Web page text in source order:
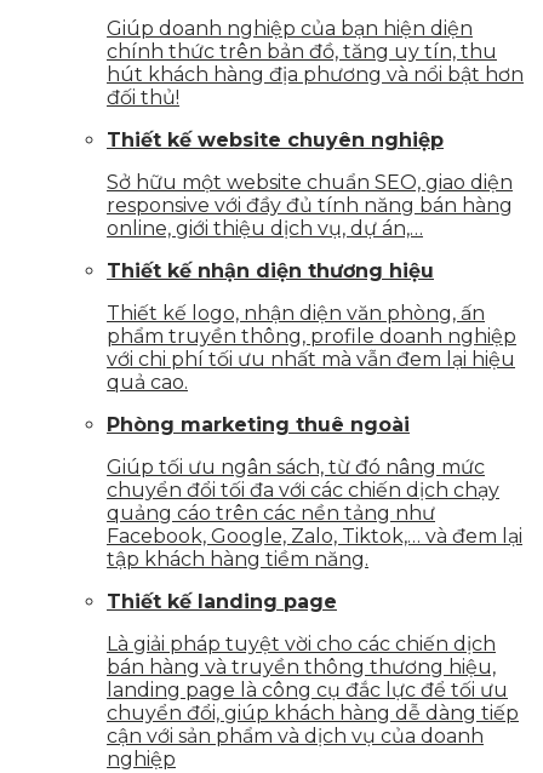
Giúp doanh nghiệp của bạn hiện diện
chính thức trên bản đồ, tăng uy tín, thu
hút khách hàng địa phương và nổi bật hơn
đối thủ!
Thiết kế website chuyên nghiệp
Sở hữu một website chuẩn SEO, giao diện
responsive với đầy đủ tính năng bán hàng
online, giới thiệu dịch vụ, dự án,…
Thiết kế nhận diện thương hiệu
Thiết kế logo, nhận diện văn phòng, ấn
phẩm truyền thông, profile doanh nghiệp
với chi phí tối ưu nhất mà vẫn đem lại hiệu
quả cao.
Phòng marketing thuê ngoài
Giúp tối ưu ngân sách, từ đó nâng mức
chuyển đổi tối đa với các chiến dịch chạy
quảng cáo trên các nền tảng như
Facebook, Google, Zalo, Tiktok,… và đem lại
tập khách hàng tiềm năng.
Thiết kế landing page
Là giải pháp tuyệt vời cho các chiến dịch
bán hàng và truyền thông thương hiệu,
landing page là công cụ đắc lực để tối ưu
chuyển đổi, giúp khách hàng dễ dàng tiếp
cận với sản phẩm và dịch vụ của doanh
nghiệp